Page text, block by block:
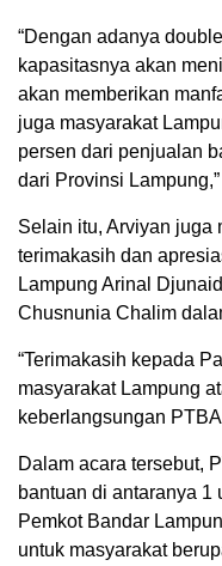
“Dengan adanya
kapasitasnya akan
akan memberikan
juga masyarakat
persen dari penjualan
dari Provinsi
Selain itu, Arviyan juga
terimakasih dan
Lampung Arinal
Chusnunia Chalim
“Terimakasih kepada
masyarakat Lampung
keberlangsungan
Dalam acara tersebut,
bantuan di antaranya 1
Pemkot Bandar
untuk masyarakat